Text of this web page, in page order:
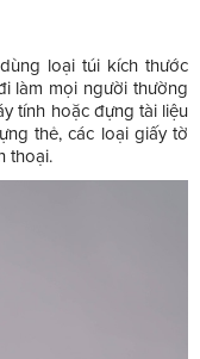
loại túi kích thước
làm mọi người thường
tính hoặc đựng tài liệu
thẻ, các loại giấy tờ
thoại.